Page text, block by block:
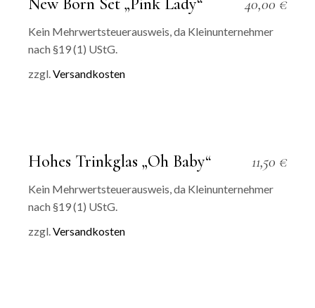
40,00 €
Kein Mehrwertsteuerausweis, da Kleinunternehmer
nach §19 (1) UStG.
zzgl.Versandkosten
Hohes Trinkglas „Oh Baby“ 11,50 €
Kein Mehrwertsteuerausweis, da Kleinunternehmer
nach §19 (1) UStG.
zzgl.Versandkosten